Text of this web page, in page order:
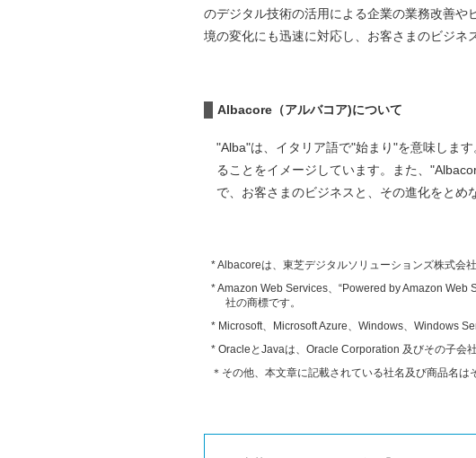
のデジタル技術の活用による企業の業務改善や
境の変化にも迅速に対応し、お客さまのビジネ
Albacore（アルバコア)について
"Alba"は、イタリア語で"始まり"を意味しま
ることをイメージしています。また、
で、お客さまのビジネスと、その進化をとめ
* Albacoreは、東芝デジタルソリューションズ株式会社
* Amazon Web Services、“Powered by Amazon Web
社の商標です。
* Microsoft、Microsoft Azure、Windows、Windows
* OracleとJavaは、Oracle Corporation 及びその子会
＊その他、本文章に記載されている社名及び商品名